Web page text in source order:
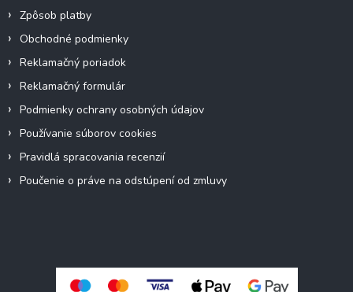
Zpôsob platby
Obchodné podmienky
Reklamačný poriadok
Reklamačný formulár
Podmienky ochrany osobných údajov
Používanie súborov cookies
Pravidlá spracovania recenzií
Poučenie o práve na odstúpení od zmluvy